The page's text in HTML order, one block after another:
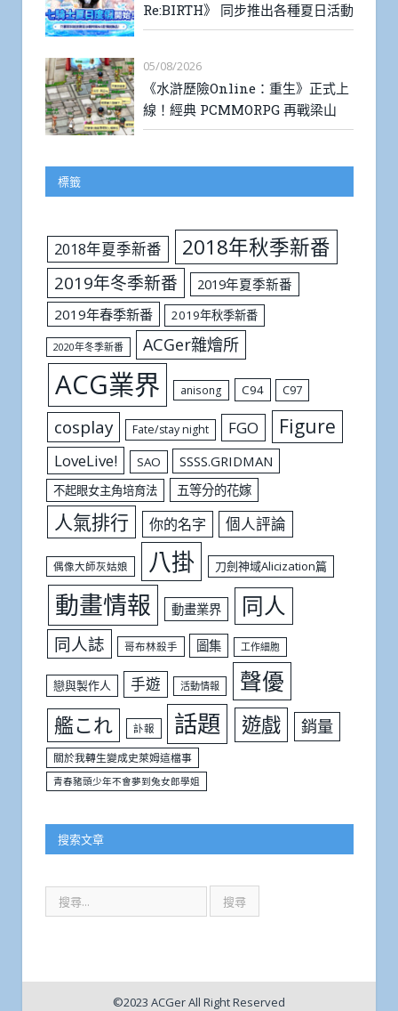
Re:BIRTH》 同步推出各種夏日活動
05/08/2026
《水滸歷險Online：重生》正式上
線！經典 PCMMORPG 再戰梁山
標籤
2018年夏季新番 2018年秋季新番
2019年冬季新番
2019年夏季新番
2019年春季新番
2019年秋季新番
2020年冬季新番 ACGer雜燴所
ACG業界 anisong C94 C97
cosplay Fate/stay night FGO Figure
LoveLive! SAO SSSS.GRIDMAN
不起眼女主角培育法 五等分的花嫁
人氣排行 你的名字 個人評論
偶像大師灰姑娘 八掛 刀劍神域Alicization篇
動畫情報 動畫業界 同人
同人誌 哥布林殺手 圖集 工作細胞
戀與製作人 手遊 活動情報 聲優
艦これ 訃報 話題 遊戲 銷量
關於我轉生變成史萊姆這檔事
青春豬頭少年不會夢到兔女郎學姐
搜索文章
©2023 ACGer All Right Reserved